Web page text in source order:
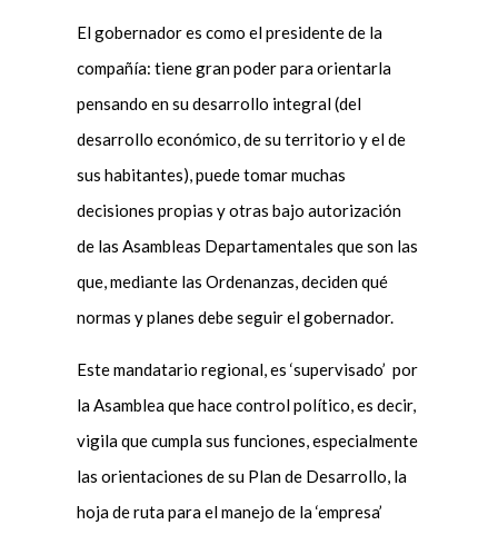
El gobernador es como el presidente de la
compañía: tiene gran poder para orientarla
pensando en su desarrollo integral (del
desarrollo económico, de su territorio y el de
sus habitantes), puede tomar muchas
decisiones propias y otras bajo autorización
de las Asambleas Departamentales que son las
que, mediante las Ordenanzas, deciden qué
normas y planes debe seguir el gobernador.
Este mandatario regional, es ‘supervisado’ por
la Asamblea que hace control político, es decir,
vigila que cumpla sus funciones, especialmente
las orientaciones de su Plan de Desarrollo, la
hoja de ruta para el manejo de la ‘empresa’